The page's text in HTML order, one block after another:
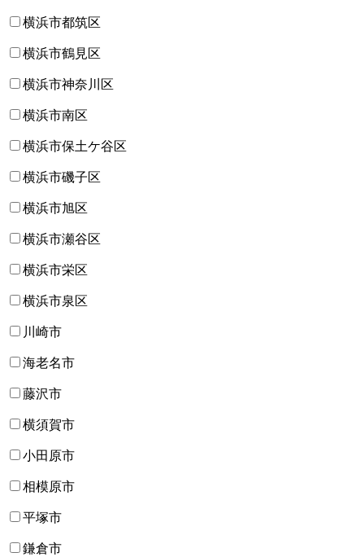
横浜市都筑区
横浜市鶴見区
横浜市神奈川区
横浜市南区
横浜市保土ケ谷区
横浜市磯子区
横浜市旭区
横浜市瀬谷区
横浜市栄区
横浜市泉区
川崎市
海老名市
藤沢市
横須賀市
小田原市
相模原市
平塚市
鎌倉市